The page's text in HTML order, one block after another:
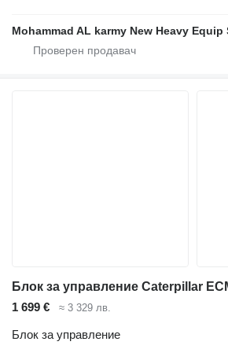
1 699 € ≈ 3 329 лв.
Блок за управление